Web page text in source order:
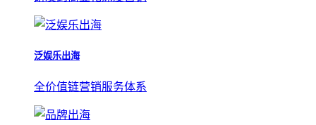
泛娱乐出海
全价值链营销服务体系